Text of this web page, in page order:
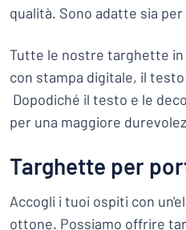
qualità. Sono adatte sia
Tutte le nostre targhette
con stampa digitale, il
Dopodiché il testo e le
per una maggiore
Targhette per
Accogli i tuoi ospiti con
ottone. Possiamo offrire